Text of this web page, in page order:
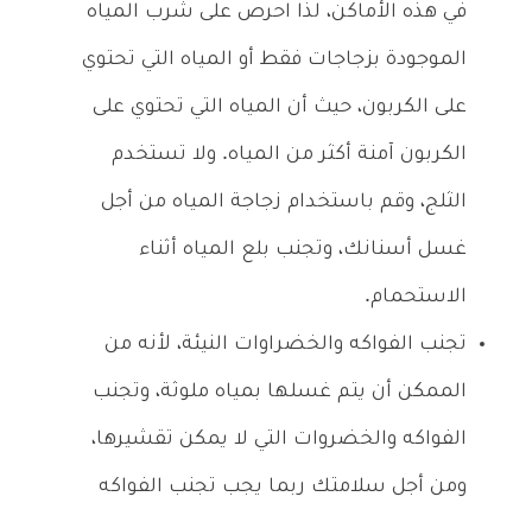
في هذه الأماكن، لذا احرص على شرب المياه
الموجودة بزجاجات فقط أو المياه التي تحتوي
على الكربون، حيث أن المياه التي تحتوي على
الكربون آمنة أكثر من المياه. ولا تستخدم
الثلج، وقم باستخدام زجاجة المياه من أجل
غسل أسنانك، وتجنب بلع المياه أثناء
الاستحمام.
تجنب الفواكه والخضراوات النيئة، لأنه من
الممكن أن يتم غسلها بمياه ملوثة، وتجنب
الفواكه والخضروات التي لا يمكن تقشيرها،
ومن أجل سلامتك ربما يجب تجنب الفواكه